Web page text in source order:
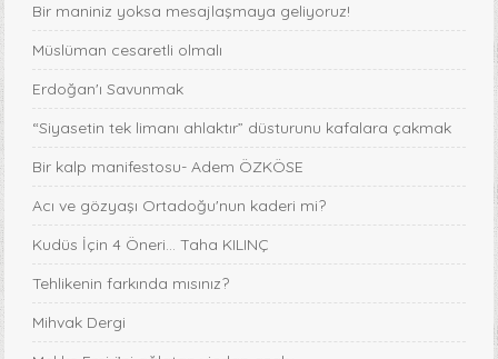
Bir maniniz yoksa mesajlaşmaya geliyoruz!
Müslüman cesaretli olmalı
Erdoğan'ı Savunmak
“Siyasetin tek limanı ahlaktır” düsturunu kafalara çakmak
Bir kalp manifestosu- Adem ÖZKÖSE
Acı ve gözyaşı Ortadoğu'nun kaderi mi?
Kudüs İçin 4 Öneri... Taha KILINÇ
Tehlikenin farkında mısınız?
Mihvak Dergi